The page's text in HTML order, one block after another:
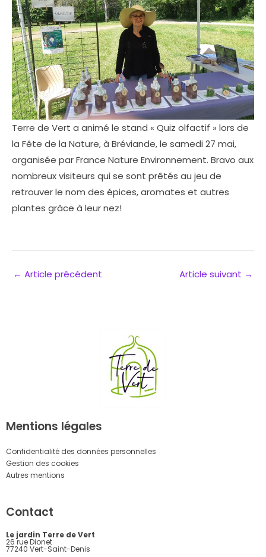
Terre de Vert a animé le stand « Quiz olfactif » lors de
la Fête de la Nature, à Bréviande, le samedi 27 mai,
organisée parFrance Nature Environnement. Bravo aux
nombreux visiteurs qui se sont prêtés au jeu de
retrouver le nom des épices, aromates et autres
plantes grâce à leur nez!
← Article précédent Article suivant →
Mentions légales
Confidentialité des données personnelles
Gestion des cookies
Autres mentions
Contact
Le jardin Terre de Vert
26 rue Dionet
77240 Vert-Saint-Denis